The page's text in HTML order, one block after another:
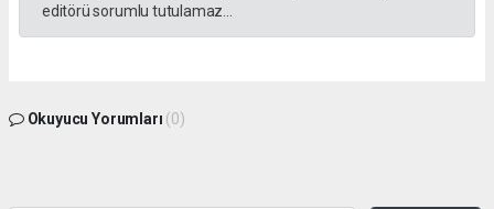
editörü sorumlu tutulamaz...
Okuyucu Yorumları (0)